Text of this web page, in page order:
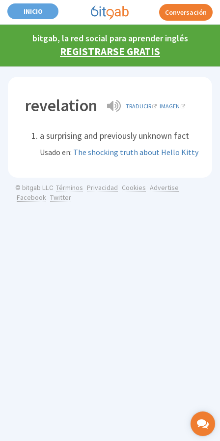
INICIO Conversación
bitgab, la red social para aprender inglés
REGISTRARSE GRATIS
revelation TRADUCIR IMAGEN
a surprising and previously unknown fact
Usado en: The shocking truth about Hello Kitty
© bitgab LLC Términos Privacidad Cookies Advertise
Facebook Twitter